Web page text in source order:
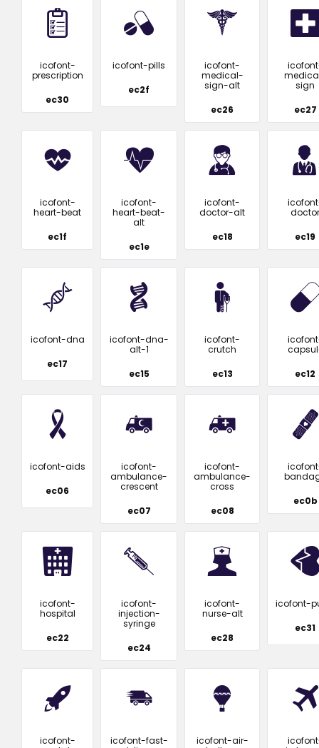
icofont-
prescription
ec30
icofont-pills
ec2f
icofont-
medical-
sign-alt
ec26
sign
ec27
icofont-
heart-beat
ec1f
icofont-
heart-beat-
alt
ec1e
icofont-
doctor-alt
ec18
doctor
ec19
icofont-dna
ec17
icofont-dna-
alt-1
ec15
icofont-
crutch
ec13
ec12
icofont-aids
ec06
icofont-
ambulance-
crescent
ec07
icofont-
ambulance-
cross
ec08
ec0b
icofont-
hospital
ec22
icofont-
injection-
syringe
ec24
icofont-
nurse-alt
ec28
icofont-
ec31
icofont-
icofont-fast-
icofont-air-